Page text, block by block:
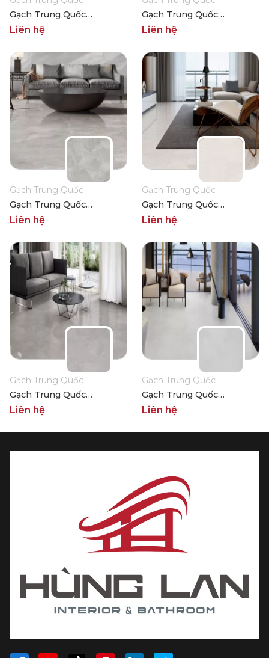
Gạch Trung Quốc
HLTQ88008EL
Liên hệ
Gạch Trung Quốc
HLTQ88014EL
Liên hệ
Gạch Trung Quốc
Gạch Trung Quốc
HLTQ88004EL
Liên hệ
Gạch Trung Quốc
Gạch Trung Quốc
HLTQ88010EL
Liên hệ
Gạch Trung Quốc
Gạch Trung Quốc
HLTQ88011EL
Liên hệ
Gạch Trung Quốc
Gạch Trung Quốc
HLTQ88012EL
Liên hệ